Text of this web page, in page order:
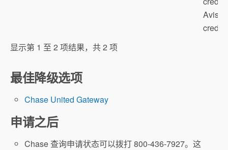
Circle
Avis/
credit;
显示第 1 至 2 项结果，共 2 项
最佳降级选项
Chase United Gateway
申请之后
Chase 查询申请状态可以拨打 800-436-7927。这